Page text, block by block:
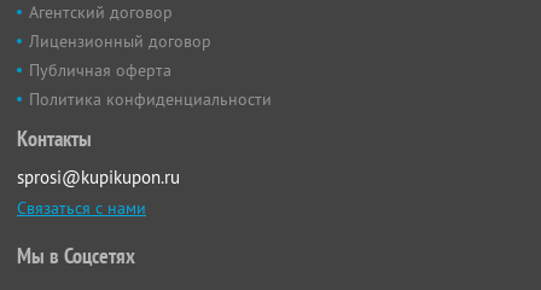
Агентский договор
Лицензионный договор
Публичная оферта
Политика конфиденциальности
Контакты
sprosi@kupikupon.ru
Связаться с нами
Мы в Соцсетях